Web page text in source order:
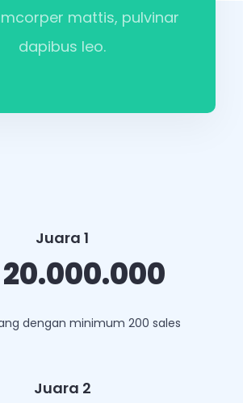
mattis, pulvinar
dapibus leo.
Juara 1
20.000.000
dengan minimum 200 sales
Juara 2